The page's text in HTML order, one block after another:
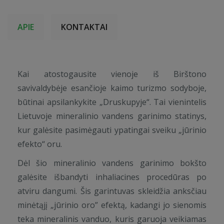
APIE KONTAKTAI
Kai atostogausite vienoje iš Birštono
savivaldybėje esančioje kaimo turizmo sodyboje,
būtinai apsilankykite „Druskupyje“. Tai vienintelis
Lietuvoje mineralinio vandens garinimo statinys,
kur galėsite pasimėgauti ypatingai sveiku „jūrinio
efekto“ oru.
Dėl šio mineralinio vandens garinimo bokšto
galėsite išbandyti inhaliacines procedūras po
atviru dangumi. Šis garintuvas skleidžia anksčiau
minėtąjį „jūrinio oro” efektą, kadangi jo sienomis
teka mineralinis vanduo, kuris garuoja veikiamas